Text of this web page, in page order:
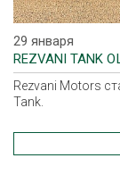
29 января
REZVANI TANK
Rezvani Motors
Tank.